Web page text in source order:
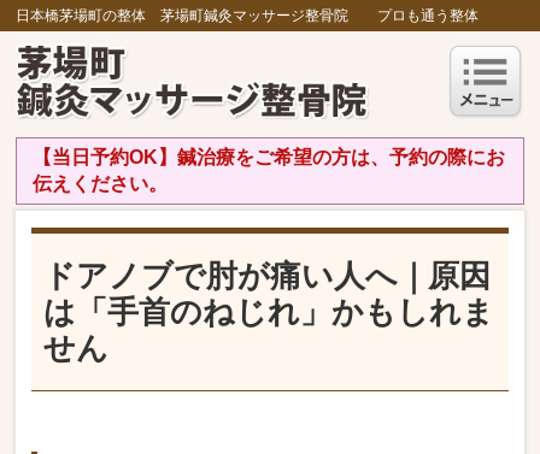
日本橋茅場町の整体 茅場町鍼灸マッサージ整骨院 プロも通う整体
【当日予約OK】鍼治療をご希望の方は、予約の際にお
伝えください。
ドアノブで肘が痛い人へ｜原因
は「手首のねじれ」かもしれま
せん